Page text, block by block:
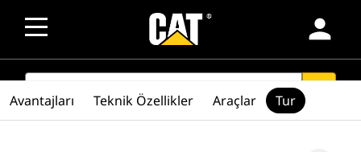
person
SEARCH
Avantajları Teknik Özellikler Araçlar Tur